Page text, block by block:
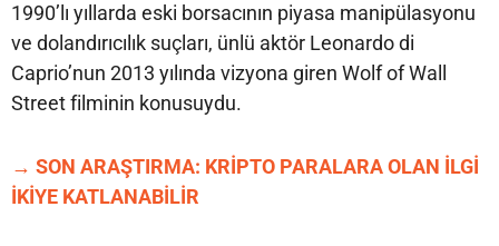
1990’lı yıllarda eski borsacının piyasa manipülasyonu
ve dolandırıcılık suçları, ünlü aktör Leonardo di
Caprio’nun 2013 yılında vizyona giren Wolf of Wall
Street filminin konusuydu.
→ SON ARAŞTIRMA: KRİPTO PARALARA OLAN İLGİ
İKİYE KATLANABİLİR